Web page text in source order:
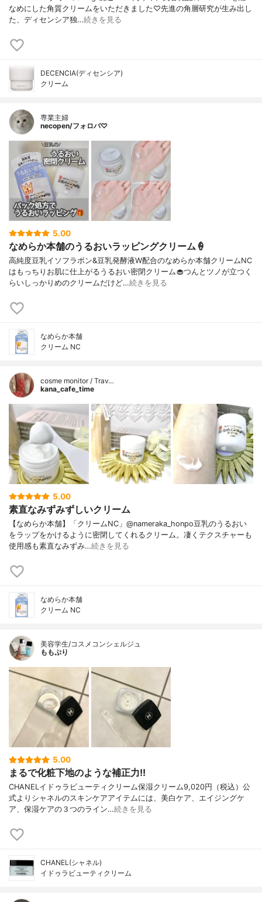
なめにした角質クリームをいただきました♡先進の角層研究が生み出し
た、ディセンシア独…続きを見る
DECENCIA(ディセンシア)
クリーム
専業主婦
necopen/フォロバ♡
5.00
なめらか本舗のうるおいラッピングクリーム🍦
高純度豆乳イソフラボン&豆乳発酵液W配合のなめらか本舗クリームNC
はもっちりお肌に仕上がるうるおい密閉クリーム🧁つんとツノが立つく
らいしっかりめのクリームだけど…続きを見る
なめらか本舗
クリーム NC
cosme monitor / Trav…
kana_cafe_time
5.00
素直なみずみずしいクリーム
【なめらか本舗】「クリームNC」@nameraka_honpo豆乳のうるおい
をラップをかけるように密閉してくれるクリーム。凄くテクスチャーも
使用感も素直なみずみ…続きを見る
なめらか本舗
クリーム NC
美容学生/コスメコンシェルジュ
ももぷり
5.00
まるで化粧下地のような補正力!!
CHANELイドゥラビューティクリーム保湿クリーム9,020円（税込）公
式よりシャネルのスキンケアアイテムには、美白ケア、エイジングケ
ア、保湿ケアの３つのライン…続きを見る
CHANEL(シャネル)
イドゥラビューティクリーム